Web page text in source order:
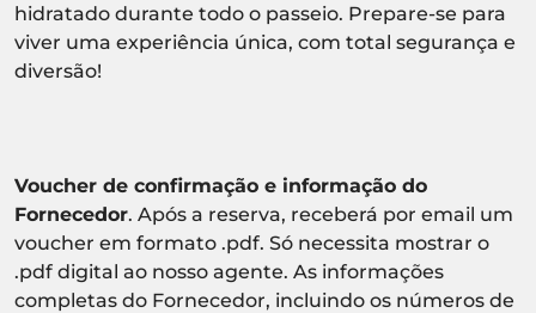
hidratado durante todo o passeio. Prepare-se para
viver uma experiência única, com total segurança e
diversão!
Voucher de confirmação e informação do
Fornecedor. Após a reserva, receberá por email um
voucher em formato .pdf. Só necessita mostrar o
.pdf digital ao nosso agente. As informações
completas do Fornecedor, incluindo os números de